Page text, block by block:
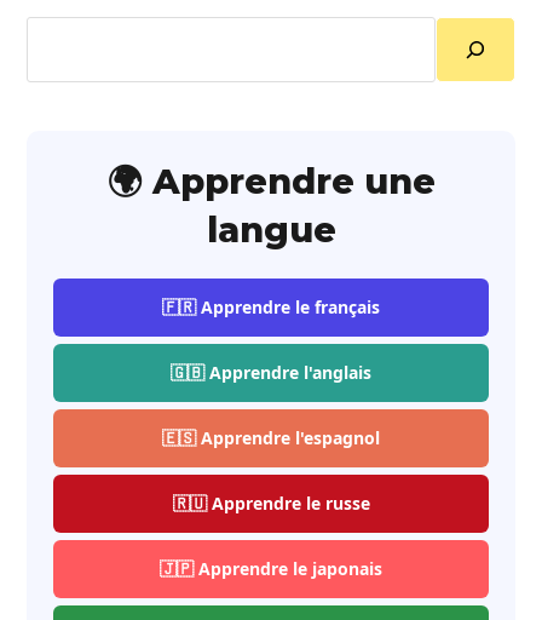
🌍 Apprendre une
langue
🇫🇷 Apprendre le français
🇬🇧 Apprendre l'anglais
🇪🇸 Apprendre l'espagnol
🇷🇺 Apprendre le russe
🇯🇵 Apprendre le japonais